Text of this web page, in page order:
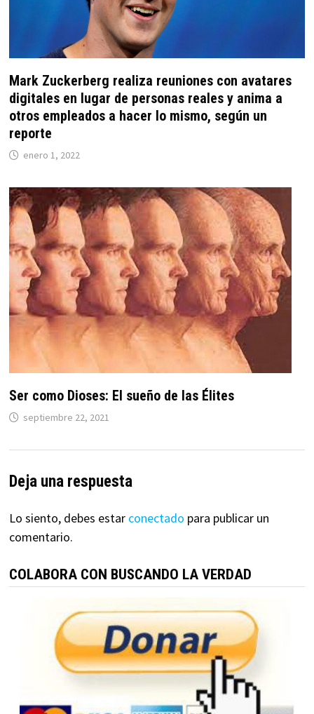
Mark Zuckerberg realiza reuniones con avatares
digitales en lugar de personas reales y anima a
otros empleados a hacer lo mismo, según un
reporte
enero 1, 2022
Ser como Dioses: El sueño de las Élites
septiembre 22, 2021
Deja una respuesta
Lo siento, debes estar conectado para publicar un
comentario.
COLABORA CON BUSCANDO LA VERDAD